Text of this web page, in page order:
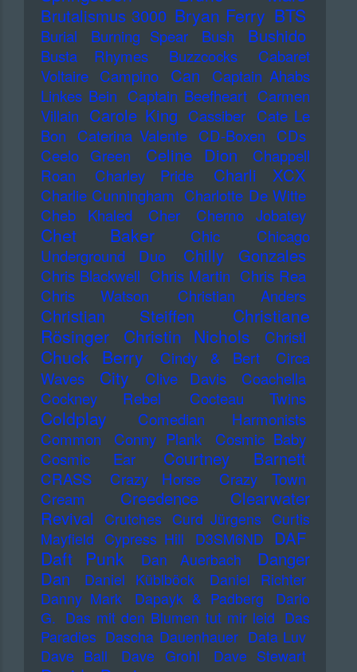
Brutalismus 3000 Bryan Ferry BTS
Burial Burning Spear Bush Bushido
Busta Rhymes Buzzcocks
Cabaret
Voltaire Campino Can
Captain Ahabs
Linkes Bein Captain Beefheart Carmen
Villain Carole King Cassiber Cate Le
Bon
Caterina Valente CD-Boxen
CDs
Ceelo Green
Celine Dion
Chappell
Roan
Charley Pride Charli XCX
Charlie Cunningham Charlotte De Witte
Cheb Khaled
Cher Cherno Jobatey
Chet Baker Chic
Chicago
Underground Duo
Chilly Gonzales
Chris Blackwell Chris Martin Chris Rea
Chris Watson
Christian Anders
Christian Steiffen
Christiane
Rösinger
Christin Nichols Christl
Chuck Berry Cindy & Bert
Circa
Waves
City Clive Davis
Coachella
Cockney Rebel
Cocteau Twins
Coldplay
Comedian Harmonists
Common
Conny Plank
Cosmic Baby
Cosmic Ear
Courtney Barnett
CRASS Crazy Horse
Crazy Town
Cream
Creedence Clearwater
Revival
Crutches Curd Jürgens Curtis
Mayfield Cypress Hill D3SM6ND DAF
Daft Punk Dan Auerbach
Danger
Dan
Daniel Küblböck
Daniel Richter
Danny Mark
Dapayk & Padberg
Dario
G. Das mit den Blumen tut mir leid Das
Paradies Dascha Dauenhauer Data Luv
Dave Ball
Dave Grohl Dave Stewart